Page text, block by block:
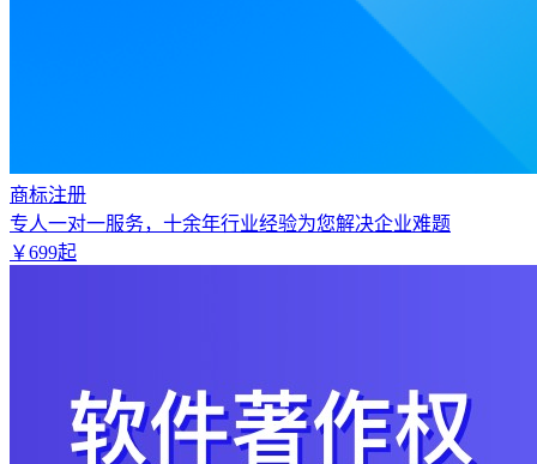
商标注册
专人一对一服务，十余年行业经验为您解决企业难题
￥699起